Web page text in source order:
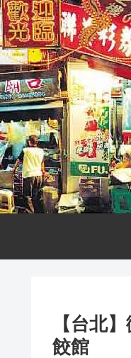
【台北
餃館